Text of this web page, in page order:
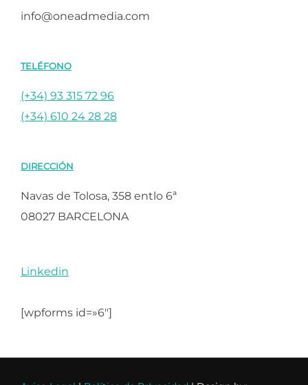
info@oneadmedia.com
TELÉFONO
(+34) 93 315 72 96
(+34) 610 24 28 28
DIRECCIÓN
Navas de Tolosa, 358 entlo 6ª
08027 BARCELONA
Linkedin
[wpforms id=»6″]